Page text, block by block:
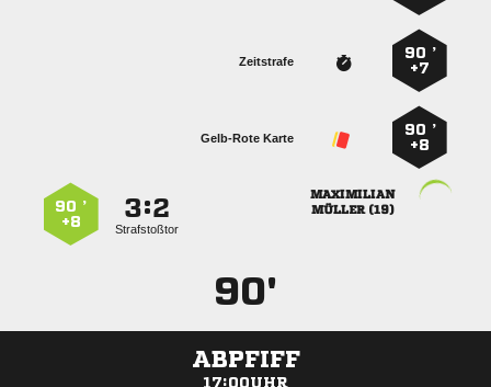
90 ’
+7
Zeitstrafe
90 ’
+8
Gelb-Rote Karte

 
:
Strafstoßtor
90 ’
+8
90'
ABPFIFF
17:00UHR